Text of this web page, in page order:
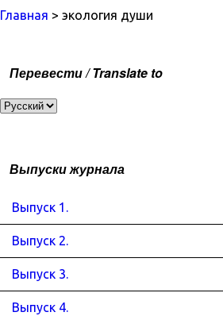
Главная > экология души
Перевести / Translate to
Выпуски журнала
Выпуск 1.
Выпуск 2.
Выпуск 3.
Выпуск 4.